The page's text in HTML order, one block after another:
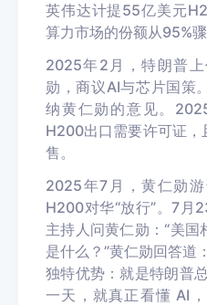
英伟达计提55亿美元
算力市场的份额从95%骤
2025年2月，特朗普
勋，商议AI与芯片国策
纳黄仁勋的意见。
H200出口需要许可证，
售。
2025年7月，黄仁勋
H200对华“放行”。7月
主持人问黄仁勋：“美
是什么？”黄仁勋回答道
独特优势：就是特朗普
一天，就真正看懂 AI